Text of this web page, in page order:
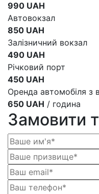
990 UAH
Автовокзал
850 UAH
Залізничний вокзал
490 UAH
Річковий порт
450 UAH
Оренда автомобіля з
650 UAH / година
Замовити